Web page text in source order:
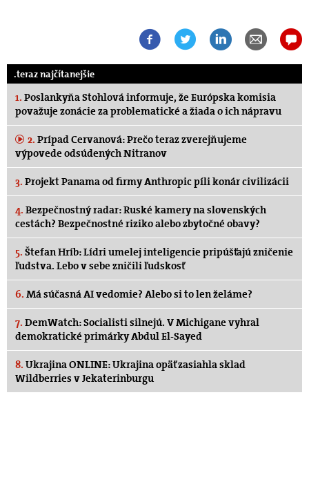
.teraz najčítanejšie
1. Poslankyňa Stohlová informuje, že Európska komisia
považuje zonácie za problematické a žiada o ich nápravu
2. Prípad Cervanová: Prečo teraz zverejňujeme
výpovede odsúdených Nitranov
3. Projekt Panama od firmy Anthropic píli konár civilizácii
4. Bezpečnostný radar: Ruské kamery na slovenských
cestách? Bezpečnostné riziko alebo zbytočné obavy?
5. Štefan Hríb: Lídri umelej inteligencie pripúšťajú zničenie
ľudstva. Lebo v sebe zničili ľudskosť
6. Má súčasná AI vedomie? Alebo si to len želáme?
7. DemWatch: Socialisti silnejú. V Michigane vyhral
demokratické primárky Abdul El-Sayed
8. Ukrajina ONLINE: Ukrajina opäť zasiahla sklad
Wildberries v Jekaterinburgu